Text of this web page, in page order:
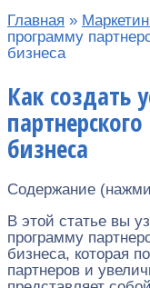
Главная »
программу
бизнеса
Как создать
бизнеса
Содержание
В этой статье вы
программу
бизнеса, которая
партнеров и